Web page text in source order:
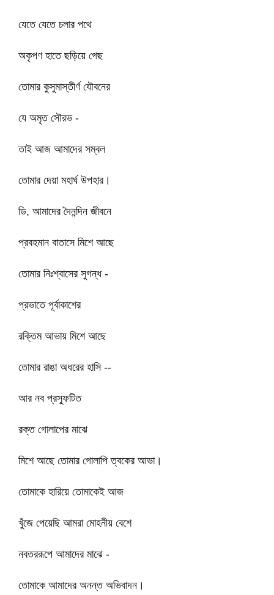
যেতে যেতে চলার পথে
অকৃপণ হাতে ছড়িয়ে গেছ
তোমার কুসুমাস্তীর্ণ যৌবনের
যে অমৃত সৌরভ -
তাই আজ আমাদের সম্বল
তোমার দেয়া মহার্ঘ উপহার।
ডি, আমাদের দৈনন্দিন জীবনে
প্রবহমান বাতাসে মিশে আছে
তোমার নিঃশ্বাসের সুগন্ধ -
প্রভাতে পূর্বাকাশের
রক্তিম আভায় মিশে আছে
তোমার রাঙা অধরের হাসি --
আর নব প্রস্ফুটিত
রক্ত গোলাপের মাঝে
মিশে আছে তোমার গোলাপি ত্বকের আভা।
তোমাকে হারিয়ে তোমাকেই আজ
খুঁজে পেয়েছি আমরা মোহনীয় বেশে
নবতররূপে আমাদের মাঝে -
তোমাকে আমাদের অনন্ত অভিবাদন।